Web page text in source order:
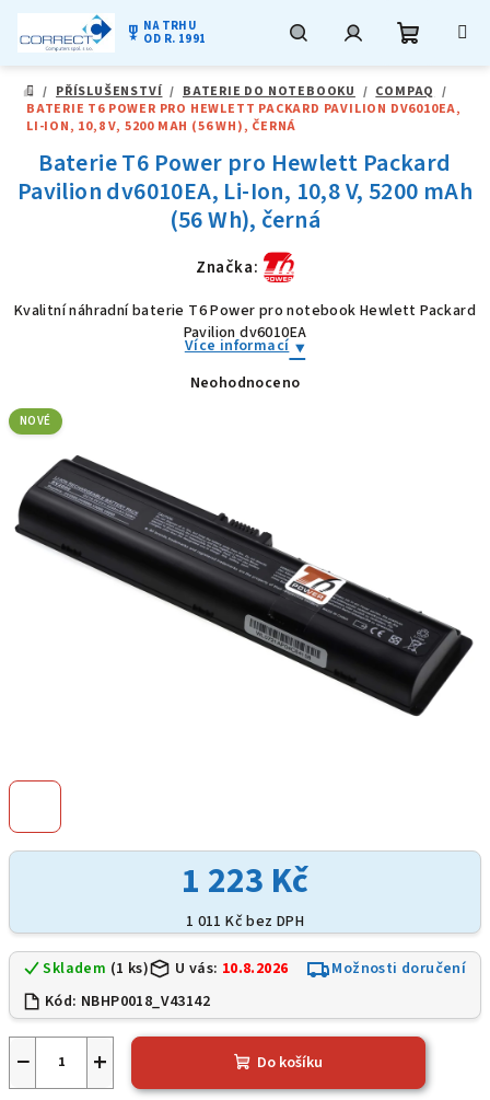
obsah
military_tech NA TRHU
OD R. 1991
DOMŮ
/ PŘÍSLUŠENSTVÍ / BATERIE DO NOTEBOOKU / COMPAQ /
BATERIE T6 POWER PRO HEWLETT PACKARD PAVILION DV6010EA,
LI-ION, 10,8 V, 5200 MAH (56 WH), ČERNÁ
1 223 Kč
1 011 Kč bez DPH
Skladem (1 ks) U vás: 10.8.2026
Možnosti doručení
Kód: NBHP0018_V43142
+
− Do košíku
Baterie T6 Power pro Hewlett Packard
Pavilion dv6010EA, Li-Ion, 10,8 V, 5200 mAh
(56 Wh), černá
Značka:
Kvalitní náhradní baterie T6 Power pro notebook Hewlett Packard
Pavilion dv6010EA
Více informací
Průměrné
Neohodnoceno
NOVÉ